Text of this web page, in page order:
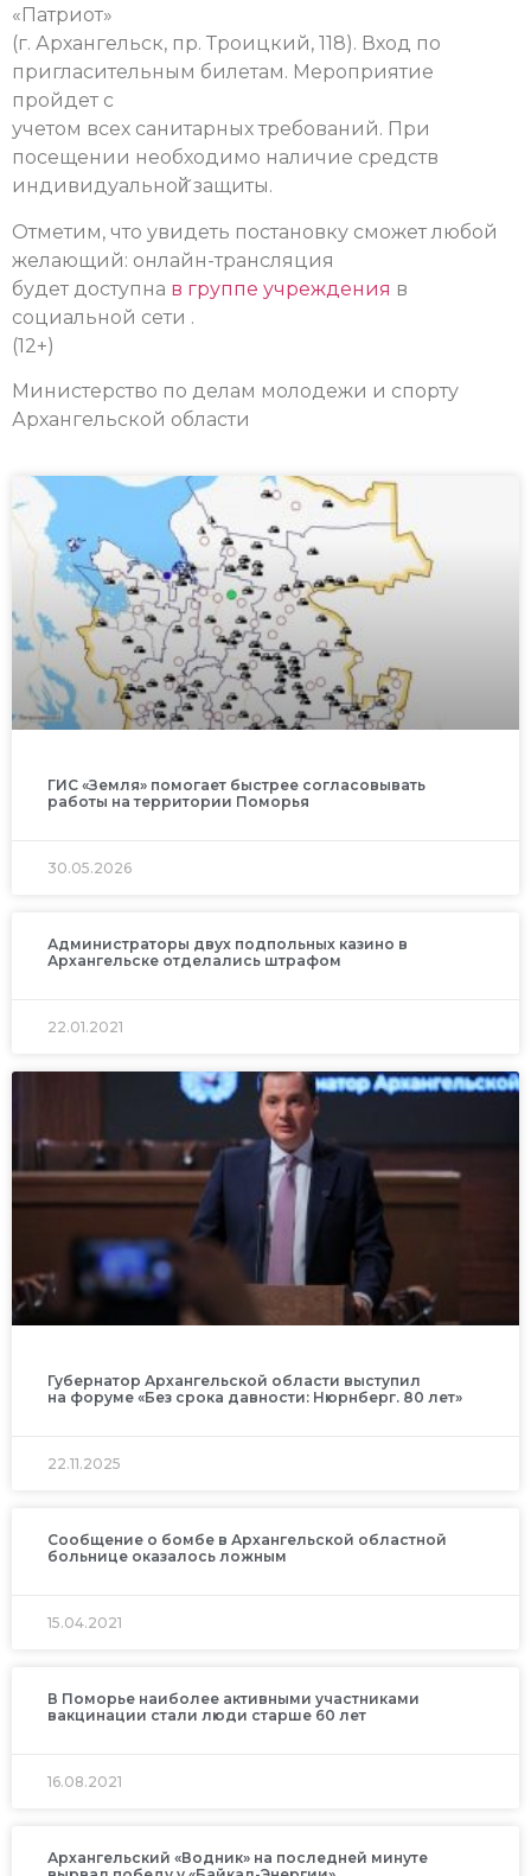
«Патриот»
(г. Архангельск, пр. Троицкий, 118). Вход по
пригласительным билетам. Мероприятие
пройдет с
учетом всех санитарных требований. При
посещении необходимо наличие средств
индивидуальной̆ защиты.
Отметим, что увидеть постановку сможет любой
желающий: онлайн-трансляция
будет доступна в группе учреждения в
социальной сети .
(12+)
Министерство по делам молодежи и спорту
Архангельской области
ГИС «Земля» помогает быстрее согласовывать
работы на территории Поморья
30.05.2026
Администраторы двух подпольных казино в
Архангельске отделались штрафом
22.01.2021
Губернатор Архангельской области выступил
на форуме «Без срока давности: Нюрнберг. 80 лет»
22.11.2025
Сообщение о бомбе в Архангельской областной
больнице оказалось ложным
15.04.2021
В Поморье наиболее активными участниками
вакцинации стали люди старше 60 лет
16.08.2021
Архангельский «Водник» на последней минуте